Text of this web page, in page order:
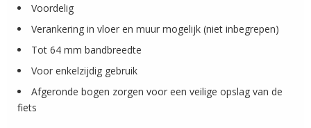
Voordelig
Verankering in vloer en muur mogelijk (niet inbegrepen)
Tot 64 mm bandbreedte
Voor enkelzijdig gebruik
Afgeronde bogen zorgen voor een veilige opslag van de
fiets